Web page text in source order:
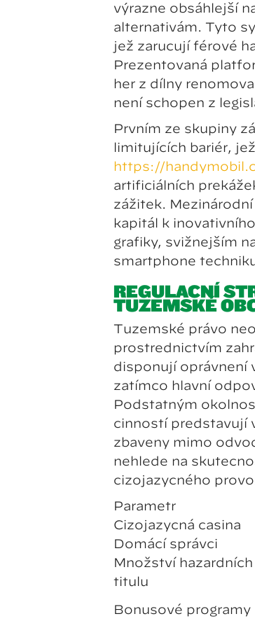
výrazně obsáhlejší
alternativám. Tyto
jež zaručují férové
Prezentovaná
her z dílny
není schopen z
Prvním ze skupiny
limitujících bariér,
https://
artificiálních
zážitek.
kapitál k
grafiky, svižnějším
smartphone
REGULAČNÍ
TUZEMSKÉ
Tuzemské právo
prostřednictvím
disponují oprávnění
zatímco hlavní
Podstatným
činností představují
zbaveny mimo
nehledě na
cizojazyčného
Parametr
Cizojazyčná casina
Domácí správci
Množství hazardních
titulů
Bonusové programy